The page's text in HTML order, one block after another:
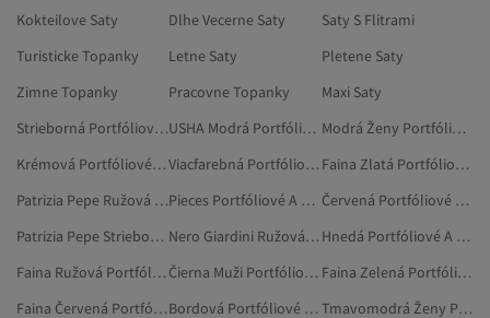
Kokteilove Saty
Dlhe Vecerne Saty
Saty S Flitrami
Turisticke Topanky
Letne Saty
Pletene Saty
Zimne Topanky
Pracovne Topanky
Maxi Saty
Strieborná Portfóliové A Listové Kabelky
USHA Modrá Portfóliové A Listové Kabelky
Modrá Ženy Portfóliové A Listové Kabelky
Krémová Portfóliové A Listové Kabelky
Viacfarebná Portfóliové A Listové Kabelky
Faina Zlatá Portfóliové A Listové Kabelky
Patrizia Pepe Ružová Portfóliové A Listové Kabelky
Pieces Portfóliové A Listové Kabelky
Červená Portfóliové A Listové Kabelky
Patrizia Pepe Strieborná Portfóliové A Listové Kabelky
Nero Giardini Ružová Portfóliové A Listové Kabelky
Hnedá Portfóliové A Listové Kabelky
Faina Ružová Portfóliové A Listové Kabelky
Čierna Muži Portfóliové A Listové Kabelky
Faina Zelená Portfóliové A Listové Kabelky
Faina Červená Portfóliové A Listové Kabelky
Bordová Portfóliové A Listové Kabelky
Tmavomodrá Ženy Portfóliové A Listové Kabelky